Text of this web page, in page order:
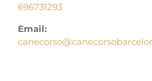
696731293
Email: